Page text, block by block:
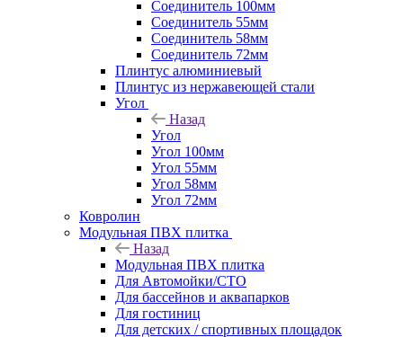
Соединитель 100мм
Соединитель 55мм
Соединитель 58мм
Соединитель 72мм
Плинтус алюминиевый
Плинтус из нержавеющей стали
Угол
Назад
Угол
Угол 100мм
Угол 55мм
Угол 58мм
Угол 72мм
Ковролин
Модульная ПВХ плитка
Назад
Модульная ПВХ плитка
Для Автомойки/СТО
Для бассейнов и аквапарков
Для гостиниц
Для детских / спортивных площадок